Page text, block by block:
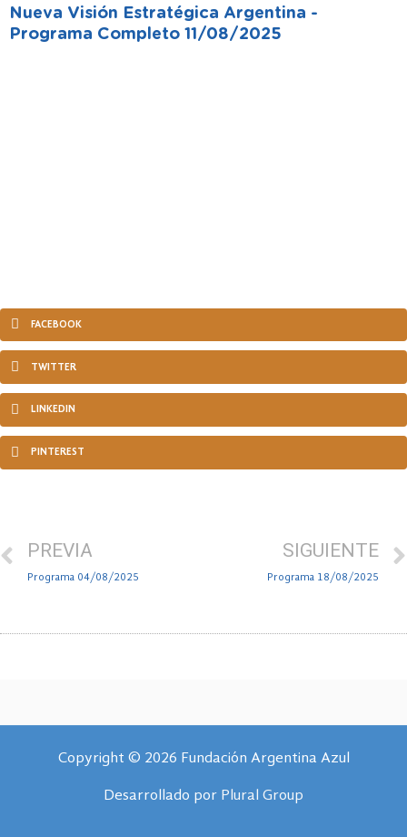
Nueva Visión Estratégica Argentina -
Programa Completo 11/08/2025
FACEBOOK
TWITTER
LINKEDIN
PINTEREST
PREVIA
Programa 04/08/2025
SIGUIENTE
Programa 18/08/2025
Copyright © 2026 Fundación Argentina Azul
Desarrollado por Plural Group